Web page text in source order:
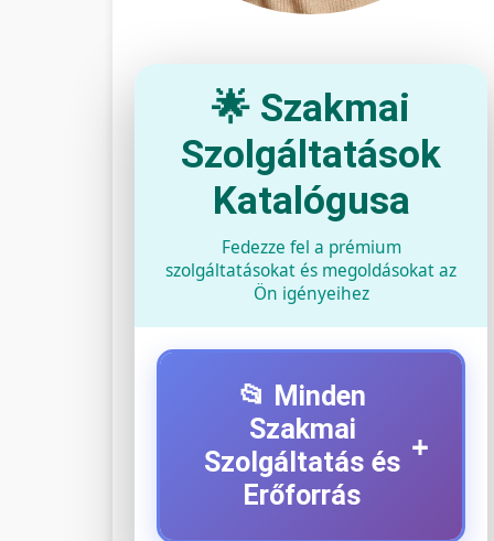
🌟 Szakmai
Szolgáltatások
Katalógusa
Fedezze fel a prémium
szolgáltatásokat és megoldásokat az
Ön igényeihez
📂 Minden
Szakmai
Szolgáltatás és
Erőforrás
+